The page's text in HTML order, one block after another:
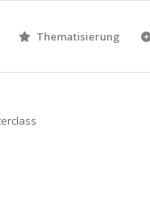
Thematisierung